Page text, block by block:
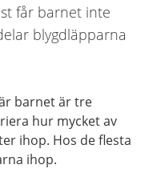
får barnet inte
blygdläpparna
barnet är tre
hur mycket av
ihop. Hos de flesta
ihop.